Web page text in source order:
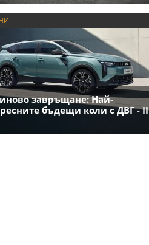
завръщане: Най-
бъдещи коли с ДВГ - II